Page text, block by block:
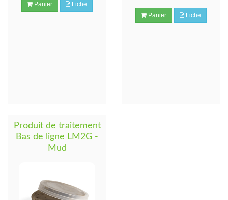
Panier Fiche
Panier Fiche
Produit de traitement
Bas de ligne LM2G -
Mud